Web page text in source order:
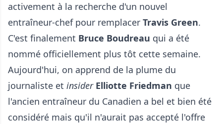
activement à la recherche d'un nouvel
entraîneur-chef pour remplacer Travis Green.
C'est finalement Bruce Boudreau qui a été
nommé officiellement plus tôt cette semaine.
Aujourd'hui, on apprend de la plume du
journaliste et insider Elliotte Friedman que
l'ancien entraîneur du Canadien a bel et bien été
considéré mais qu'il n'aurait pas accepté l'offre